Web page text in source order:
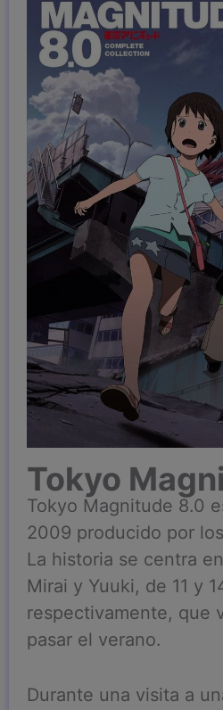
Tokyo
Tokyo Magnitude 8.0
2009 producido por
La historia se centra
Mirai y Yuuki, de 11 y
respectivamente, que
pasar el verano.
Durante una visita a